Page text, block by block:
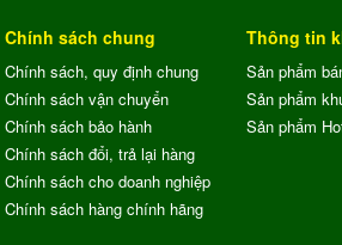
Chính sách chung
Chính sách, quy định chung
Chính sách vận chuyển
Chính sách bảo hành
Chính sách đổi, trả lại hàng
Chính sách cho doanh nghiệp
Chính sách hàng chính hãng
Thông tin
Sản phẩm
Sản phẩm
Sản phẩm